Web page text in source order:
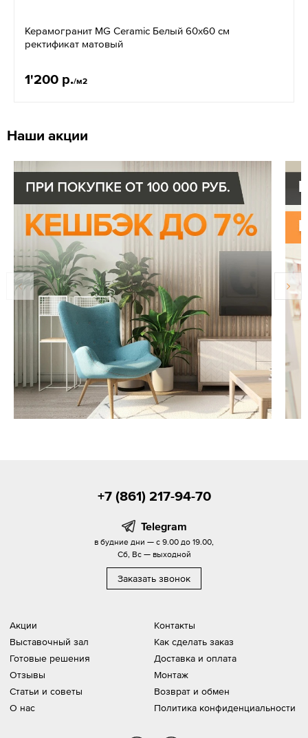
Керамогранит MG Ceramic Белый 60x60 см
ректификат матовый
1'200 р./м2
Наши акции
Акции
Выставочный зал
Готовые решения
Отзывы
Статьи и советы
О нас
Контакты
Как сделать заказ
Доставка и оплата
Монтаж
Возврат и обмен
Политика конфиденциальности
+7 (861) 217-94-70
Telegram
в будние дни — с 9.00 до 19.00,
Сб, Вс — выходной
Заказать звонок